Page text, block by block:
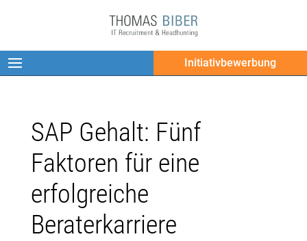
Initiativbewerbung
SAP Gehalt: Fünf
Faktoren für eine
erfolgreiche
Beraterkarriere